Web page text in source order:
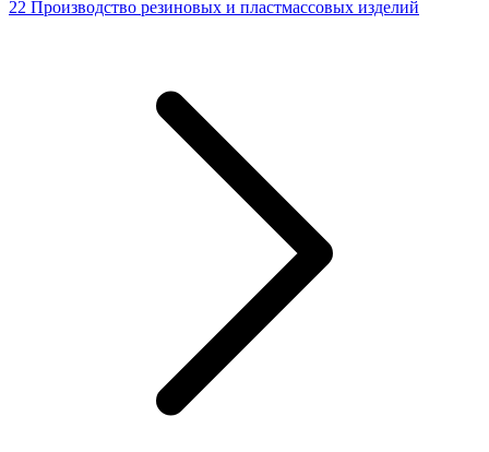
22 Производство резиновых и пластмассовых изделий